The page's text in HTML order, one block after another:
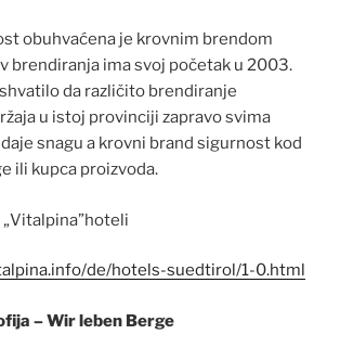
obuhvaćena je krovnim brendom
brendiranja ima svoj početak u 2003.
da različito brendiranje
u istoj provinciji zapravo svima
snagu a krovni brand sigurnost kod
ili kupca proizvoda.
de/hotels-suedtirol/1-0.html
– Wir leben Berge